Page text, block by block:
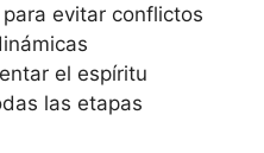
evitar conflictos
el espíritu
las etapas